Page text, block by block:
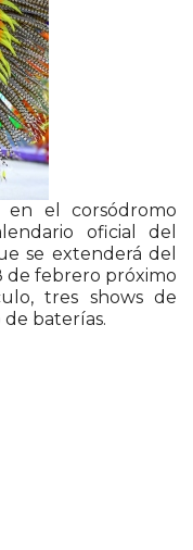
el corsódromo
oficial del
se extenderá del
de febrero próximo
tres shows de
baterías.